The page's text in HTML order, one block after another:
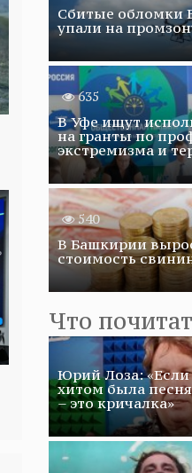
Сбитые обломки
упали на
635
В Уфе ищут
на гранты по
экстремизма и
540
В Башкирии
стоимость
Что
Юрий Лоза:
хитом была
– это кричалка»